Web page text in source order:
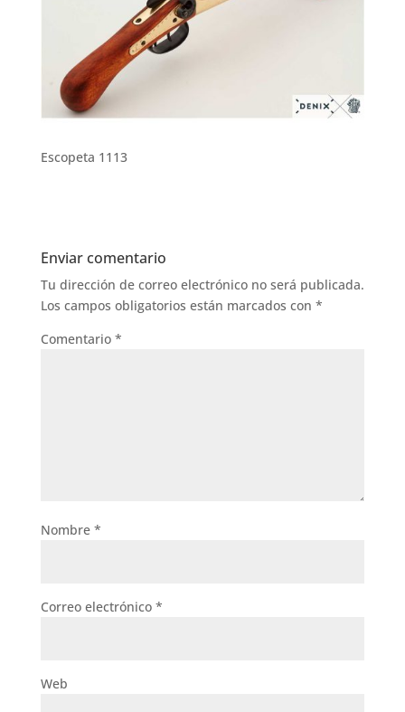
Escopeta 1113
Enviar comentario
Tu dirección de correo electrónico no será publicada.
Los campos obligatorios están marcados con *
Comentario *
Nombre *
Correo electrónico *
Web